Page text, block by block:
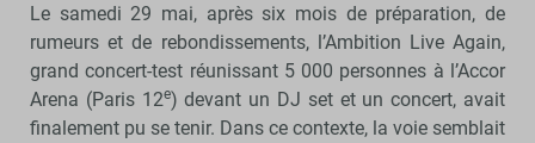
Le samedi 29 mai, après six mois de préparation, de
rumeurs et de rebondissements, l’Ambition Live Again,
grand concert-test réunissant 5 000 personnes à l’Accor
Arena (Paris 12e) devant un DJ set et un concert, avait
finalement pu se tenir. Dans ce contexte, la voie semblait